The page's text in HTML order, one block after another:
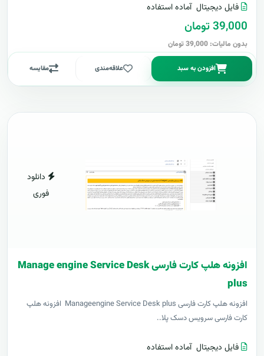
فایل دیجیتال آماده استفاده
39,000 تومان
بدون مالیات: 39,000 تومان
افزودن به سبد علاقه‌مندی مقایسه
دانلود
فوری
افزونه هلپ کارت فارسی Manage engine Service Desk
plus
افزونه هلپ کارت فارسی Manageengine Service Desk plus افزونه هلپ
کارت فارسی سرویس دسک پلا..
فایل دیجیتال آماده استفاده